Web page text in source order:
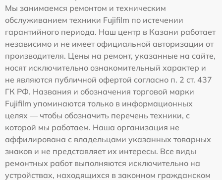
Мы занимаемся ремонтом и техническим
обслуживанием техники Fujifilm по истечении
гарантийного периода. Наш центр в Казани работает
независимо и не имеет официальной авторизации от
производителя. Цены на ремонт, указанные на сайте,
носят исключительно ознакомительный характер и
не являются публичной офертой согласно п. 2 ст. 437
ГК РФ. Названия и обозначения торговой марки
Fujifilm упоминаются только в информационных
целях — чтобы обозначить перечень техники, с
которой мы работаем. Наша организация не
аффилирована с владельцами указанных товарных
знаков и не представляет их интересы. Все виды
ремонтных работ выполняются исключительно на
устройствах, находящихся в законном гражданском